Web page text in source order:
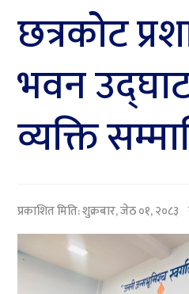
छत्रकोट
भवन
व्यक्ति
प्रकाशित मिति:शुक्रबार, जेठ ०१, २०८३